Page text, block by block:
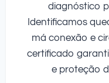
diagnóstico
Identificamos
má conexão e
certificado
e proteção